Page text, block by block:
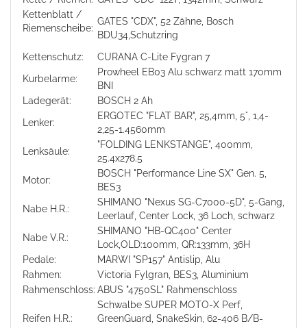
Kettenblatt /
Riemenscheibe:
GATES "CDX", 52 Zähne, Bosch
BDU34,Schutzring
Kettenschutz:
CURANA C-Lite Fygran 7
Kurbelarme:
Prowheel EB03 Alu schwarz matt 170mm
BNI
Ladegerät:
BOSCH 2 Ah
Lenker:
ERGOTEC "FLAT BAR", 25,4mm, 5°, 1,4-
2,25-1.4560mm
Lenksäule:
"FOLDING LENKSTANGE", 400mm,
25.4x278.5
Motor:
BOSCH "Performance Line SX" Gen. 5,
BES3
Nabe H.R.:
SHIMANO "Nexus SG-C7000-5D", 5-Gang,
Leerlauf, Center Lock, 36 Loch, schwarz
Nabe V.R.:
SHIMANO "HB-QC400" Center
Lock,OLD:100mm, QR:133mm, 36H
Pedale:
MARWI "SP157" Antislip, Alu
Rahmen:
Victoria Fylgran, BES3, Aluminium
Rahmenschloss: ABUS "4750SL" Rahmenschloss
Reifen H.R.:
Schwalbe SUPER MOTO-X Perf,
GreenGuard, SnakeSkin, 62-406 B/B-